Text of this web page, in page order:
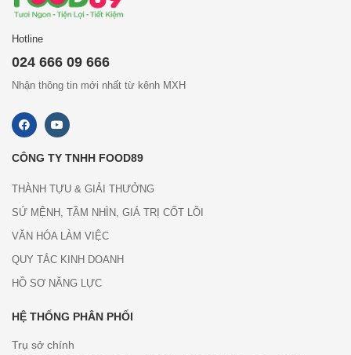
Hotline
024 666 09 666
Nhận thông tin mới nhất từ kênh MXH
CÔNG TY TNHH FOOD89
THÀNH TỰU & GIẢI THƯỞNG
SỨ MỆNH, TẦM NHÌN, GIÁ TRỊ CỐT LÕI
VĂN HÓA LÀM VIỆC
QUY TẮC KINH DOANH
HỒ SƠ NĂNG LỰC
HỆ THỐNG PHÂN PHỐI
Trụ sở chính